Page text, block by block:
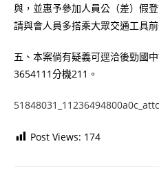
與，並惠予參加人員公（差）假
請與會人員多搭乘大眾交通工具前
五、本案倘有疑義可逕洽後勁國
3654111分機211。
Post Views: 174